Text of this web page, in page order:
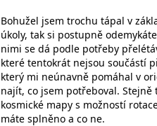
Bohužel jsem trochu tápal v
úkoly, tak si postupně
nimi se dá podle potřeby
které tentokrát nejsou součástí
který mi neúnavně pomáhal v
najít, co jsem potřeboval.
kosmické mapy s možností
máte splněno a co ne.